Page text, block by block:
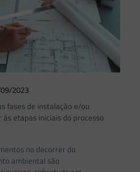
2023
fases de instalação e/ou
etapas iniciais do processo
no decorrer do
ambiental são